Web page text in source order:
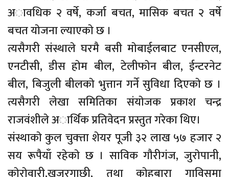
अावधिक २ वर्षे, कर्जा बचत, मासिक बचत २ वर्षे
बचत याेजना ल्याएकाे छ ।
त्यसैगरी संस्थाले घरम‌ै बसी माेबाईलबाट एनसीएल,
एनटीसी, डीस हाेम बील, टेलीफाेन बील, ईन्टरनेट
बील, बिजुली बीलकाे भुत्तान गर्ने सुविधा दिएकाे छ ।
त्यसैगरी लेखा समितिका संयाेजक प्रकाश चन्द्र
राजवंशीले अार्थिक प्रतिवेदन प्रस्तुत गरेका थिए।
संस्थाकाे कुल चुक्त्ता शेयर पूजी ३२ लाख ५७ हजार २
सय रूपैयाँ रहेकाे छ । साविक गाैरीगंज, जुराेपानी,